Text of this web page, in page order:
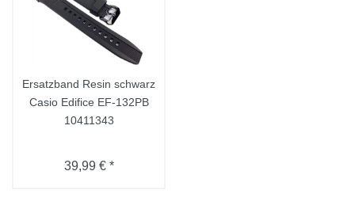
Ersatzband Resin schwarz
Casio Edifice EF-132PB
10411343
39,99 € *